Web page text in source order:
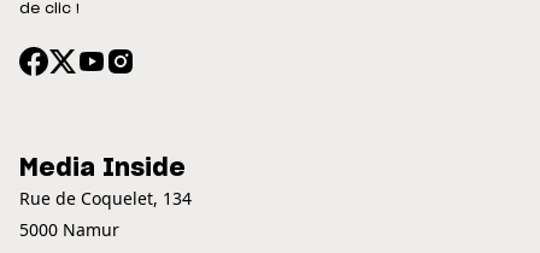
de clic !
Media Inside
Rue de Coquelet, 134
5000 Namur